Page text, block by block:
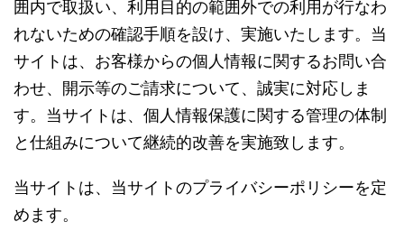
囲内で取扱い、利用目的の範囲外での利用が行なわ
れないための確認手順を設け、実施いたします。当
サイトは、お客様からの個人情報に関するお問い合
わせ、開示等のご請求について、誠実に対応しま
す。当サイトは、個人情報保護に関する管理の体制
と仕組みについて継続的改善を実施致します。
当サイトは、当サイトのプライバシーポリシーを定
めます。